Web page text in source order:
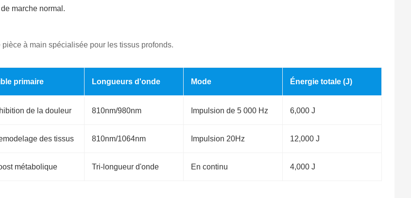
marche normal.
à main spécialisée pour les tissus profonds.
primaire Longueurs d'onde Mode Énergie totale (J)
de la douleur 810nm/980nm Impulsion de 5 000 Hz 6,000 J
des tissus 810nm/1064nm Impulsion 20Hz 12,000 J
métabolique Tri-longueur d'onde En continu 4,000 J